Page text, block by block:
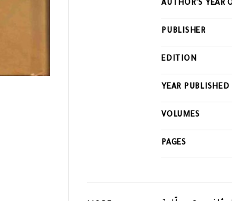
AUTHOR'S YEAR
PUBLISHER
EDITION
YEAR PUBLISHED
VOLUMES
PAGES